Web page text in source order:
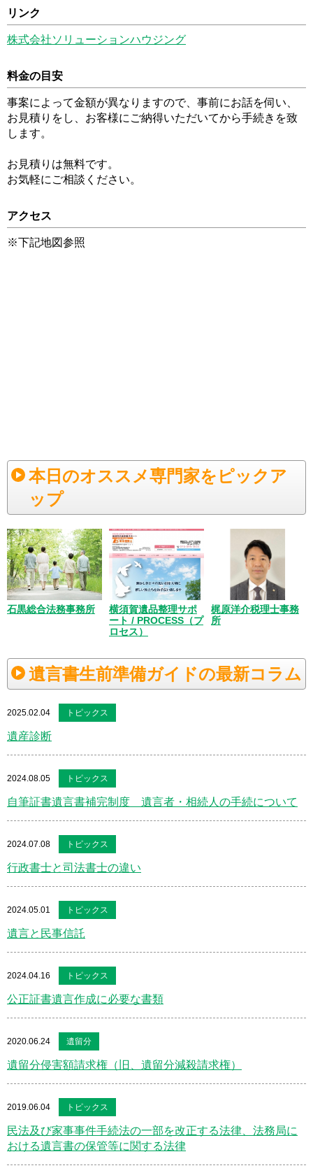
リンク
株式会社ソリューションハウジング
料金の目安
事案によって金額が異なりますので、事前にお話を伺い、
お見積りをし、お客様にご納得いただいてから手続きを致
します。
お見積りは無料です。
お気軽にご相談ください。
アクセス
※下記地図参照
本日のオススメ専門家をピックア
ップ
石黒総合法務事務所
横須賀遺品整理サポ
ート / PROCESS（プ
ロセス）
梶原洋介税理士事務
所
遺言書生前準備ガイドの最新コラム
2025.02.04 トピックス
遺産診断
2024.08.05 トピックス
自筆証書遺言書補完制度 遺言者・相続人の手続について
2024.07.08 トピックス
行政書士と司法書士の違い
2024.05.01 トピックス
遺言と民事信託
2024.04.16 トピックス
公正証書遺言作成に必要な書類
2020.06.24 遺留分
遺留分侵害額請求権（旧、遺留分減殺請求権）
2019.06.04 トピックス
民法及び家事事件手続法の一部を改正する法律、法務局に
おける遺言書の保管等に関する法律